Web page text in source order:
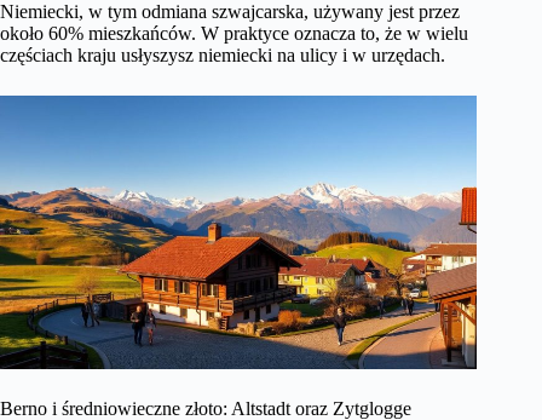
Niemiecki, w tym odmiana szwajcarska, używany jest przez
około 60% mieszkańców. W praktyce oznacza to, że w wielu
częściach kraju usłyszysz niemiecki na ulicy i w urzędach.
Berno i średniowieczne złoto: Altstadt oraz Zytglogge